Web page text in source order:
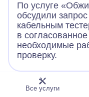
По услуге
обсудили
кабельным
в
необходимые
проверку.
ландшафтное
Все услуги